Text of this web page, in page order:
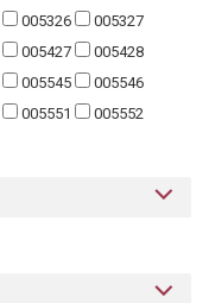
005326
005327
005427
005428
005545
005546
005551
005552